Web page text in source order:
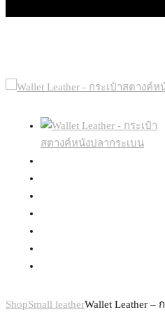
ShopSmall leatherWallet Leather –